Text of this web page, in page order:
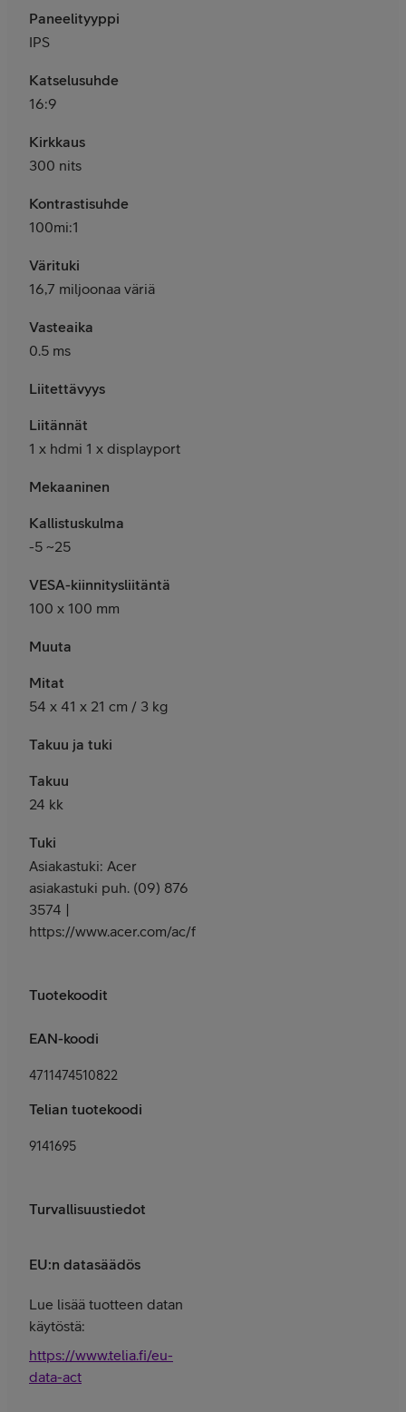
Paneelityyppi
IPS
Katselusuhde
16:9
Kirkkaus
300 nits
Kontrastisuhde
100mi:1
Värituki
16,7 miljoonaa väriä
Vasteaika
0.5 ms
Liitettävyys
Liitännät
1 x hdmi 1 x displayport
Mekaaninen
Kallistuskulma
-5 ~25
VESA-kiinnitysliitäntä
100 x 100 mm
Muuta
Mitat
54 x 41 x 21 cm / 3 kg
Takuu ja tuki
Takuu
24 kk
Tuki
Asiakastuki: Acer
asiakastuki puh. (09) 876
3574 |
https://www.acer.com/ac/fi/FI/content/support
Tuotekoodit
EAN-koodi
4711474510822
Telian tuotekoodi
9141695
Turvallisuustiedot
EU:n datasäädös
Lue lisää tuotteen datan
käytöstä:
https://www.telia.fi/eu-
data-act